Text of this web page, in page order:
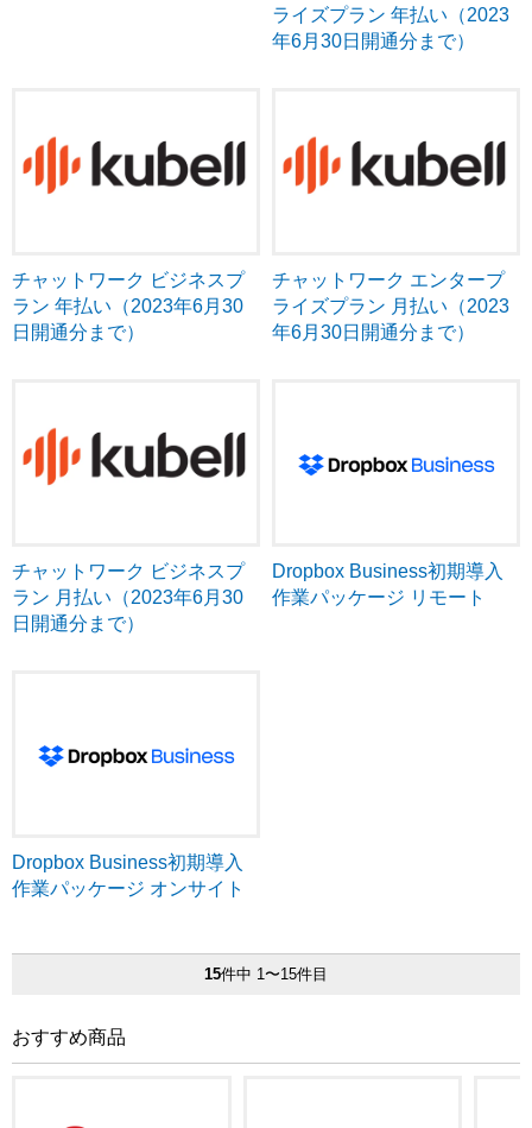
ライズプラン 年払い（2023
年6月30日開通分まで）
チャットワーク ビジネスプ
ラン 年払い（2023年6月30
日開通分まで）
チャットワーク エンタープ
ライズプラン 月払い（2023
年6月30日開通分まで）
チャットワーク ビジネスプ
ラン 月払い（2023年6月30
日開通分まで）
Dropbox Business初期導入
作業パッケージ リモート
Dropbox Business初期導入
作業パッケージ オンサイト
15件中 1〜15件目
おすすめ商品